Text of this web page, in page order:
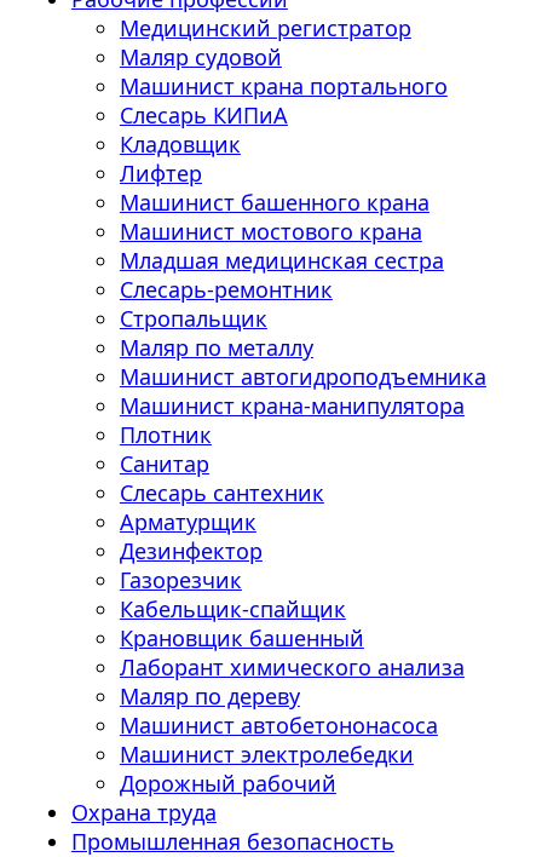
Медицинский регистратор
Маляр судовой
Машинист крана портального
Слесарь КИПиА
Кладовщик
Лифтер
Машинист башенного крана
Машинист мостового крана
Младшая медицинская сестра
Слесарь-ремонтник
Стропальщик
Маляр по металлу
Машинист автогидроподъемника
Машинист крана-манипулятора
Плотник
Санитар
Слесарь сантехник
Арматурщик
Дезинфектор
Газорезчик
Кабельщик-спайщик
Крановщик башенный
Лаборант химического анализа
Маляр по дереву
Машинист автобетононасоса
Машинист электролебедки
Дорожный рабочий
Охрана труда
Промышленная безопасность